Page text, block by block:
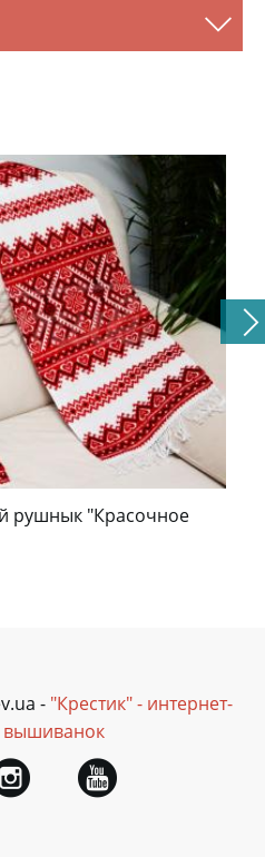
рушнык "Красочное
- "Крестик" - интернет-
вышиванок